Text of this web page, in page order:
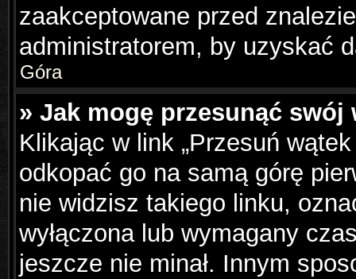
zaakceptowane przed
administratorem, by uzyskać
Góra
» Jak mogę przesunąć swój
Klikając w link „Przesuń
odkopać go na samą górę
nie widzisz takiego linku,
wyłączona lub wymagany
jeszcze nie minał. Innym